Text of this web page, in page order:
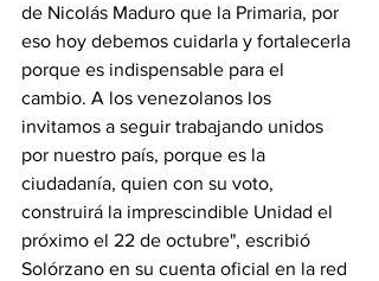
de Nicolás Maduro que la Primaria, por
eso hoy debemos cuidarla y fortalecerla
porque es indispensable para el
cambio. A los venezolanos los
invitamos a seguir trabajando unidos
por nuestro país, porque es la
ciudadanía, quien con su voto,
construirá la imprescindible Unidad el
próximo el 22 de octubre", escribió
Solórzano en su cuenta oficial en la red